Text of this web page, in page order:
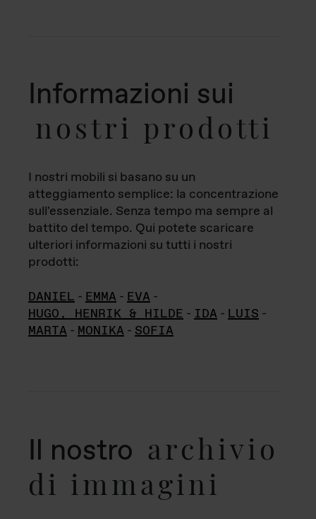
Informazioni sui
nostri prodotti
I nostri mobili si basano su un
atteggiamento semplice: la concentrazione
sull'essenziale. Senza tempo ma sempre al
battito del tempo. Qui potete scaricare
ulteriori informazioni su tutti i nostri
prodotti:
DANIEL - EMMA - EVA -
HUGO, HENRIK & HILDE - IDA - LUIS -
MARTA - MONIKA - SOFIA
Il nostro archivio
di immagini